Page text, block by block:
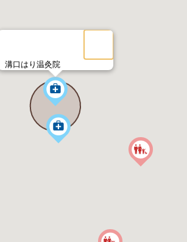
溝口はり温灸院